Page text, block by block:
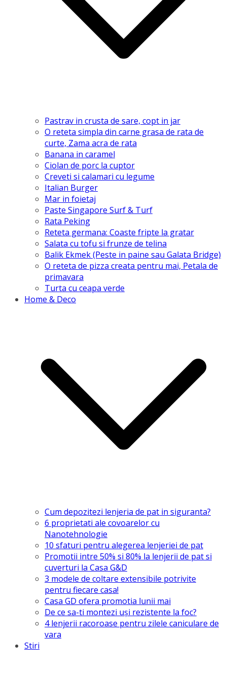
Pastrav in crusta de sare, copt in jar
O reteta simpla din carne grasa de rata de
curte, Zama acra de rata
Banana in caramel
Ciolan de porc la cuptor
Creveti si calamari cu legume
Italian Burger
Mar in foietaj
Paste Singapore Surf & Turf
Rata Peking
Reteta germana: Coaste fripte la gratar
Salata cu tofu si frunze de telina
Balik Ekmek (Peste in paine sau Galata Bridge)
O reteta de pizza creata pentru mai, Petala de
primavara
Turta cu ceapa verde
Home & Deco
Cum depozitezi lenjeria de pat in siguranta?
6 proprietati ale covoarelor cu
Nanotehnologie
10 sfaturi pentru alegerea lenjeriei de pat
Promotii intre 50% si 80% la lenjerii de pat si
cuverturi la Casa G&D
3 modele de coltare extensibile potrivite
pentru fiecare casa!
Casa GD ofera promotia lunii mai
De ce sa-ti montezi uşi rezistente la foc?
4 lenjerii racoroase pentru zilele caniculare de
vara
Stiri